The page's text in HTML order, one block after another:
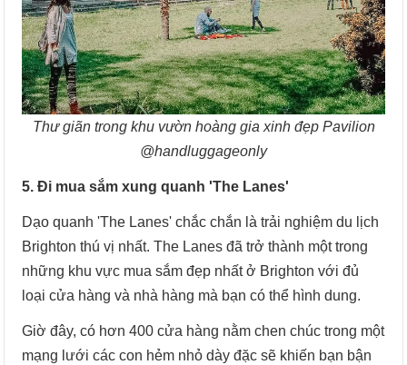
Thư giãn trong khu vườn hoàng gia xinh đẹp Pavilion
@handluggageonly
5. Đi mua sắm xung quanh 'The Lanes'
Dạo quanh 'The Lanes' chắc chắn là trải nghiệm du lịch
Brighton thú vị nhất. The Lanes đã trở thành một trong
những khu vực mua sắm đẹp nhất ở Brighton với đủ
loại cửa hàng và nhà hàng mà bạn có thể hình dung.
Giờ đây, có hơn 400 cửa hàng nằm chen chúc trong một
mạng lưới các con hẻm nhỏ dày đặc sẽ khiến bạn bận